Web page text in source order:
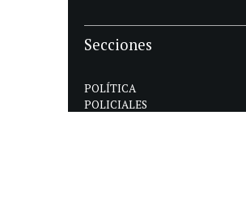
Secciones
POLÍTICA
POLICIALES